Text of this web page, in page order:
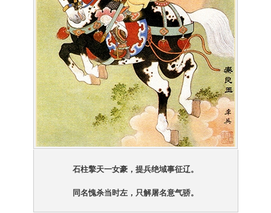
石柱擎天一女豪， 提兵绝域事征辽。
同名愧杀当时左， 只解屠名意气骄。